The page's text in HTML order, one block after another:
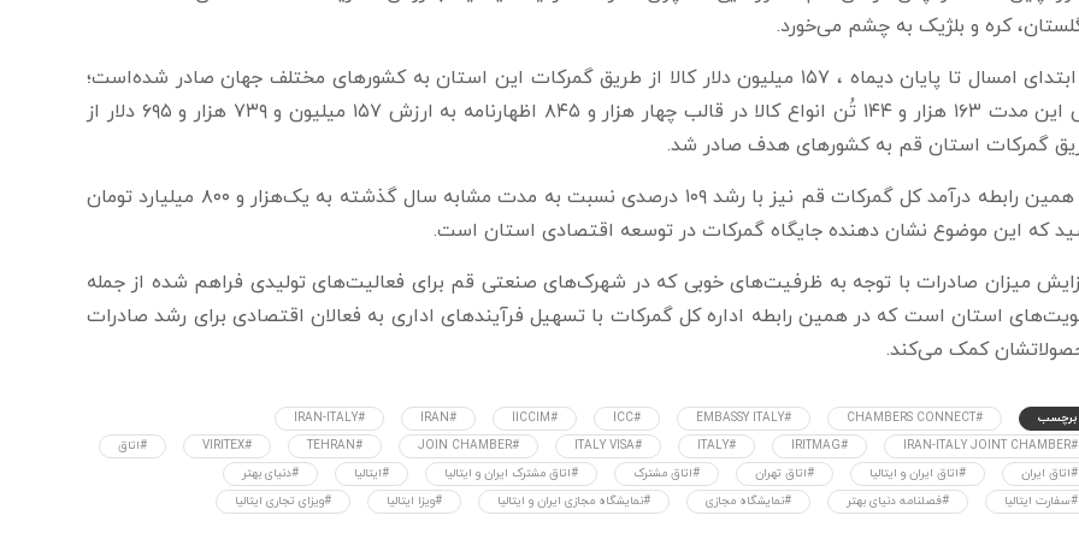
کره و بلژیک به چشم می‌خورد.
از ابتدای امسال تا پایان دیماه ، ۱۵۷ میلیون دلار کالا از طریق گمرکات این استان به کشورهای مختلف جهان صادر شده‌است؛
طی این مدت ۱۶۳ هزار و ۱۴۴ تُن انواع کالا در قالب چهار هزار و ۸۴۵ اظهارنامه به ارزش ۱۵۷ میلیون و ۷۳۹ هزار و ۶۹۵ دلار از
گمرکات استان قم به کشورهای هدف صادر شد.
در همین رابطه درآمد کل گمرکات قم نیز با رشد ۱۰۹ درصدی نسبت به مدت مشابه سال گذشته به یک‌هزار و ۸۰۰ میلیارد تومان
که این موضوع نشان دهنده جایگاه گمرکات در توسعه اقتصادی استان است.
میزان صادرات با توجه به ظرفیت‌های خوبی که در شهرک‌های صنعتی قم برای فعالیت‌های تولیدی فراهم شده‌ از جمله
استان است که در همین رابطه اداره کل گمرکات با تسهیل فرآیندهای اداری به فعالان اقتصادی برای رشد صادرات
کمک می‌کند.
برچسب #CHAMBERS CONNECT
#EMBASSY ITALY
#ICC
#IICCIM
#IRAN
#IRAN-ITALY
#IRAN-ITALY JOINT CHAMBER
#IRITMAG
#ITALY
#ITALY VISA
#JOIN CHAMBER
#TEHRAN
#VIRITEX
#اتاق
#اتاق ایران
#اتاق ایران و ایتالیا #اتاق تهران #اتاق مشترک #اتاق مشترک ایران و ایتالیا #ایتالیا
#دنیای بهتر
#سفارت ایتالیا
#فصلنامه دنیای بهتر #نمایشگاه مجازی #نمایشگاه مجازی ایران و ایتالیا #ویزا ایتالیا #ویزای تجاری ایتالیا